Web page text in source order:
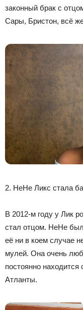
законный брак с
Сары, Бристон, всё
2. НеНе Ликс стала
В 2012-м году у Лик
стал отцом. НеНе
её ни в коем случае
мулей. Она очень
постоянно
Атланты.